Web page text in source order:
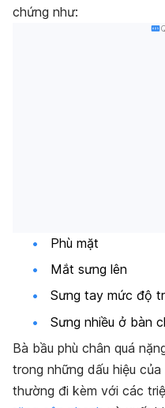
chứng như:
Phù mặt
Mắt sưng lên
Sưng tay mức độ
Sưng nhiều ở bàn
Bà bầu phù chân quá
trong những dấu hiệu của
thường đi kèm với các